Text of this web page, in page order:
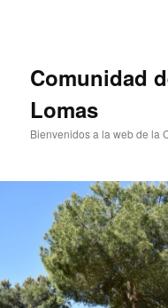
Comunidad
Lomas
Bienvenidos a la web de la